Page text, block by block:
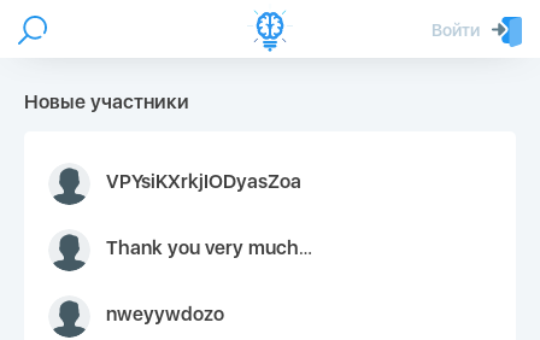
Войти
Новые участники
VPYsiKXrkjIODyasZoa
Thank you very much for your inquiry We appreciate you 9126052 https://youtube.com faceapple !
nweyywdozo